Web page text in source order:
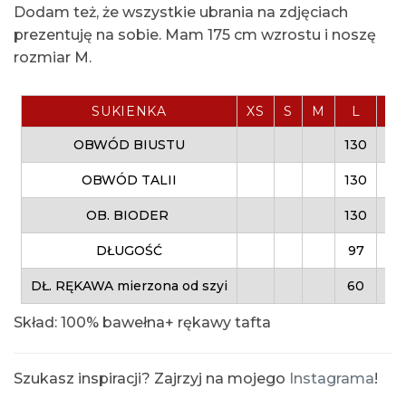
Dodam też, że wszystkie ubrania na zdjęciach
prezentuję na sobie. Mam 175 cm wzrostu i noszę
rozmiar M.
SUKIENKA XS S M L
OBWÓD BIUSTU 130
OBWÓD TALII 130
OB. BIODER 130
DŁUGOŚĆ 97
DŁ. RĘKAWA mierzona od szyi 60
Skład: 100% bawełna+ rękawy tafta
Szukasz inspiracji? Zajrzyj na mojego Instagrama!